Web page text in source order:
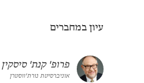
עיון במחברים
פרופ' קנת' סיסקין
אוניברסיטת נורת'ווסטרן